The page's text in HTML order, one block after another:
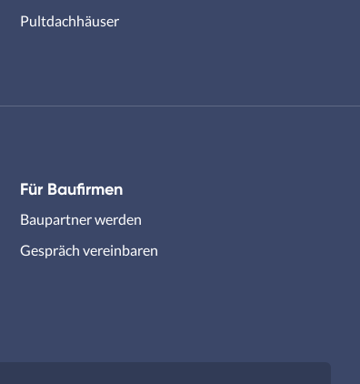
Pultdachhäuser
Für Baufirmen
Baupartner werden
Gespräch vereinbaren